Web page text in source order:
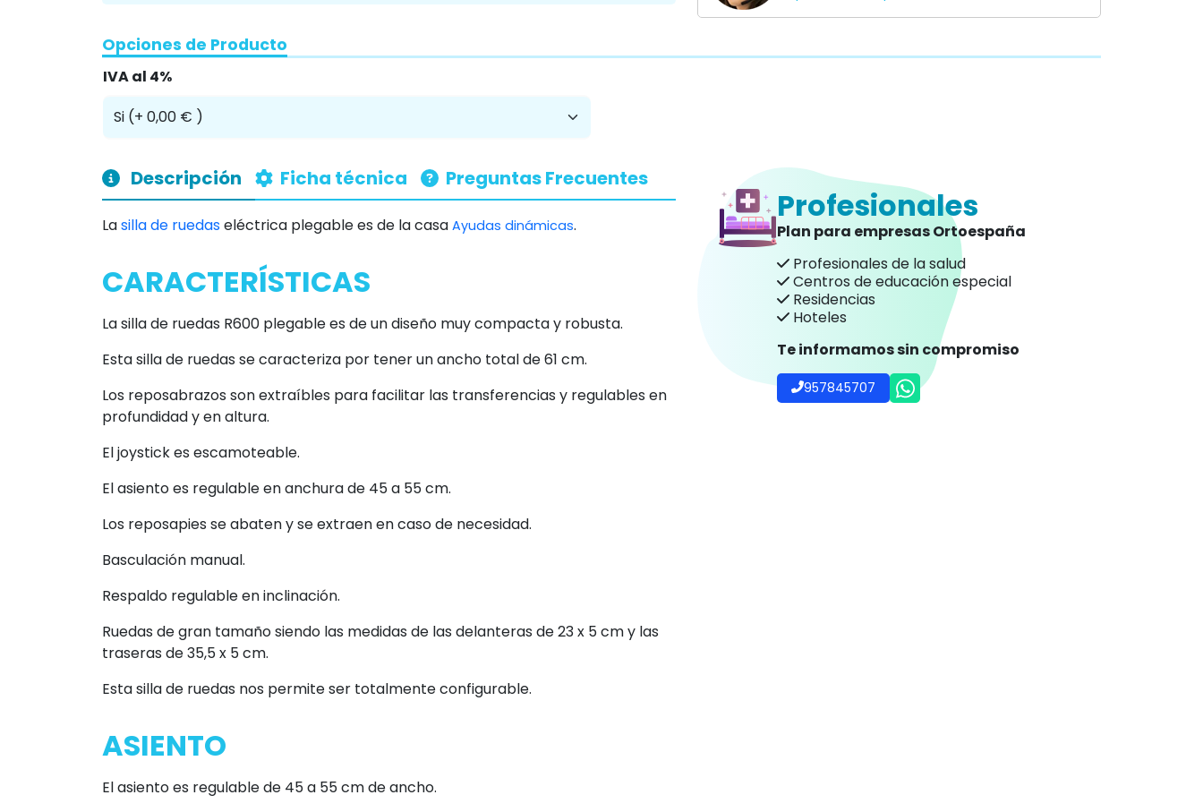
Opciones de Producto
IVA al 4%
Profesionales
Plan para empresas Ortoespaña
Profesionales de la salud
Centros de educación especial
Residencias
Hoteles
Te informamos sin compromiso
957845707
Descripción Ficha técnica Preguntas Frecuentes
Lasilla de ruedaseléctrica plegable es de la casa Ayudas dinámicas.
CARACTERÍSTICAS
La silla de ruedas R600 plegable es de un diseño muy compacta y robusta.
Esta silla de ruedas se caracteriza por tener un ancho total de 61 cm.
Los reposabrazos son extraíbles para facilitar las transferencias y regulables en
profundidad y en altura.
El joystick es escamoteable.
El asiento es regulable en anchura de 45 a 55 cm.
Los reposapies se abaten y se extraen en caso de necesidad.
Basculación manual.
Respaldo regulable en inclinación.
Ruedas de gran tamaño siendo las medidas de las delanteras de 23 x 5 cm y las
traseras de 35,5 x 5 cm.
Esta silla de ruedas nos permite ser totalmente configurable.
ASIENTO
El asiento es regulable de 45 a 55 cm de ancho.